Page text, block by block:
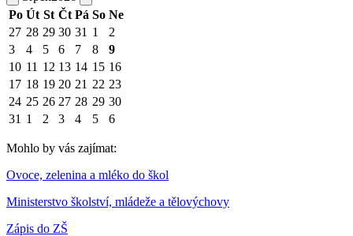
Po Út St Čt Pá So Ne
27 28 29 30 31 1
2
3
4 5 6 7 8
9
10 11 12 13 14 15 16
17 18 19 20 21 22 23
24 25 26 27 28 29 30
31 1 2 3 4 5 6
Mohlo by vás zajímat:
Ovoce, zelenina a mléko do škol
Ministerstvo školství, mládeže a tělovýchovy
Zápis do ZŠ